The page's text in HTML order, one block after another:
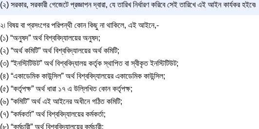
(২) সরকার, সরকারী গেজেটে প্রজ্ঞাপন দ্বারা, যে তারিখ নির্ধারণ করিবে সেই তারিখে এই আইন কার্যকর হইবে৷
২৷ বিষয় বা প্রসংগের পরিপন্থী কোন কিছু না থাকিলে, এই আইনে,-
(১) “অনুষদ” অর্থ বিশ্ববিদ্যালয়ের অনুষদ;
(২) “অর্থ কমিটি” অর্থ বিশ্ববিদ্যালয়ের অর্থ কমিটি;
(৩) “ইনস্টিটিউট” অর্থ বিশ্ববিদ্যালয় কর্তৃক স্থাপিত বা স্বীকৃত ইনস্টিটিউট;
(৪) “একাডেমিক কাউন্সিল” অর্থ বিশ্ববিদ্যালয়ের একাডেমিক কাউন্সিল;
(৫) “কর্তৃপক্ষ” অর্থ ধারা ১৭ এ উল্লিখিত কোন কর্তৃপক্ষ;
(৬) “কমিটি” অর্থ এই আইনের অধীনে গঠিত কমিটি;
(৭) “কর্মকর্তা” অর্থ বিশ্ববিদ্যালয়ের কর্মকর্তা;
(৮) “কর্মচারী” অর্থ বিশ্ববিদ্যালয়ের কর্মচারী;